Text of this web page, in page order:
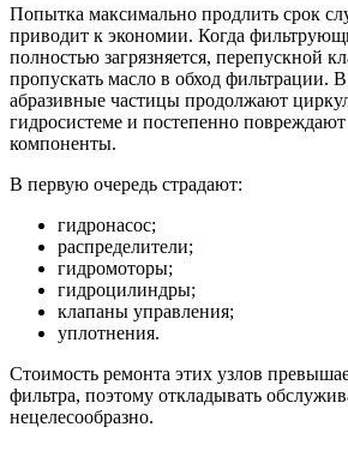
Попытка максимально продлить срок
приводит к экономии. Когда
полностью загрязняется, перепускной
пропускать масло в обход фильтрации. В
абразивные частицы продолжают
гидросистеме и постепенно
компоненты.
В первую очередь страдают:
гидронасос;
распределители;
гидромоторы;
гидроцилиндры;
клапаны управления;
уплотнения.
Стоимость ремонта этих узлов
фильтра, поэтому откладывать
нецелесообразно.